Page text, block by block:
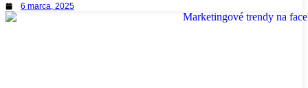
6 marca, 2025